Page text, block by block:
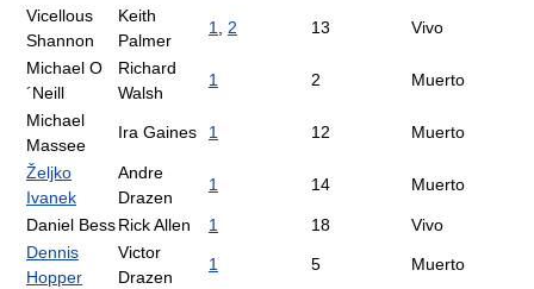
Vicellous
Shannon
Keith
Palmer
1, 2 13 Vivo
Michael O
´Neill
Richard
Walsh
1 2 Muerto
Michael
Massee
Ira Gaines 1 12 Muerto
Željko
Ivanek
Andre
Drazen
1 14 Muerto
Daniel BessRick Allen 1 18
Vivo
Dennis
Hopper
Victor
Drazen
1 5 Muerto